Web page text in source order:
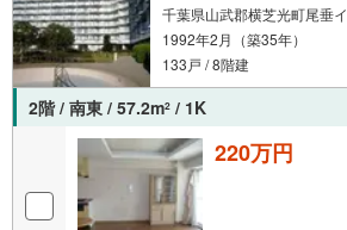
千葉県山武郡横芝光町尾垂イ
1992年2月（築35年）
133戸 / 8階建
2階 / 南東 / 57.2m2 / 1K
220万円